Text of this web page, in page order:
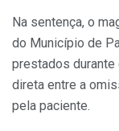
Na sentença, o
do Município de
prestados durante
direta entre a
pela paciente.